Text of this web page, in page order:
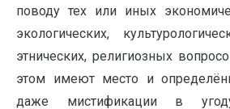
поводу тех или иных
экологических,
этнических, религиозных
этом имеют место и
даже мистификации в